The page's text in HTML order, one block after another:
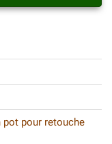
pot pour retouche